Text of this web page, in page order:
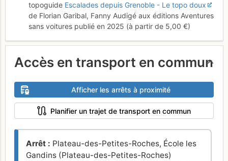
topoguide Escalades depuis Grenoble - Le topo doux
de Florian Garibal, Fanny Audigé aux éditions Aventures
sans voitures publié en 2025 (à partir de 5,00 €)
Accès en transport en commun
Afficher les arrêts à proximité
Planifier un trajet de transport en commun
Arrêt : Plateau-des-Petites-Roches, École les
Gandins (Plateau-des-Petites-Roches)